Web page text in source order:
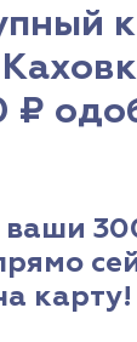
ваши
карту!